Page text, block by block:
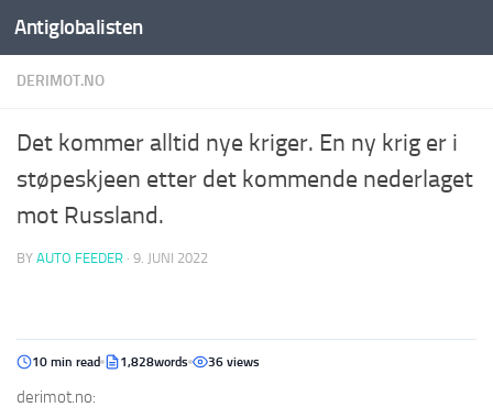
Antiglobalisten
DERIMOT.NO
Det kommer alltid nye kriger. En ny krig er i
støpeskjeen etter det kommende nederlaget
mot Russland.
BY AUTO FEEDER · 9. JUNI 2022
10 min read 1,828words 36 views
derimot.no: